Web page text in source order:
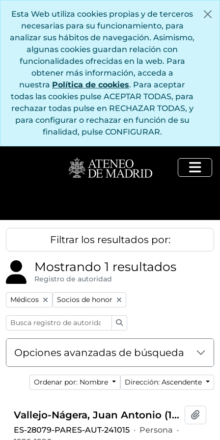
Esta Web utiliza cookies propias y de terceros
necesarias para su funcionamiento, para
analizar sus hábitos de navegación. Asimismo,
algunas cookies guardan relación con
funcionalidades ofrecidas en la web. Para
obtener más información, acceda a
nuestra Política de cookies. Para aceptar
todas las cookies pulse ACEPTAR TODAS, para
rechazar todas pulse en RECHAZAR TODAS, y
para configurar o rechazar en función de su
finalidad, pulse CONFIGURAR.
Filtrar los resultados por:
Mostrando 1 resultados
Registro de autoridad
Remove filter:
Médicos Remove filter:
Socios de honor
Opciones avanzadas de búsqueda
Ordenar por: Nombre Dirección: Ascendente
Vallejo-Nágera, Juan Antonio (1926-1990)
ES-28079-PARES-AUT-241015 · Persona ·